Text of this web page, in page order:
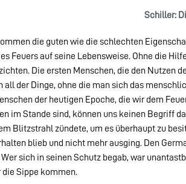
Schiller:
die guten wie die schlechten
Feuers auf seine Lebensweise. Ohne die
Die ersten Menschen, die den Nutzen
all der Dinge, ohne die man sich das
der heutigen Epoche, die wir dem
im Stande sind, können uns keinen Begriff
Blitzstrahl zündete, um es überhaupt zu
blieb und nicht mehr ausging. Den
sich in seinen Schutz begab, war
Sippe kommen.